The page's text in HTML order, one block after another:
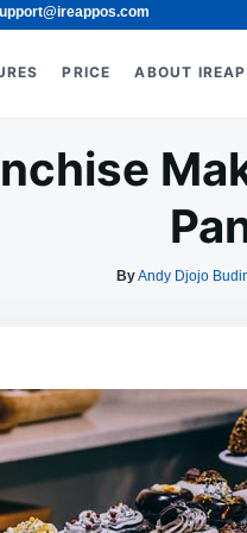
PRICE ABOUT IREAP
ByAndy Djojo